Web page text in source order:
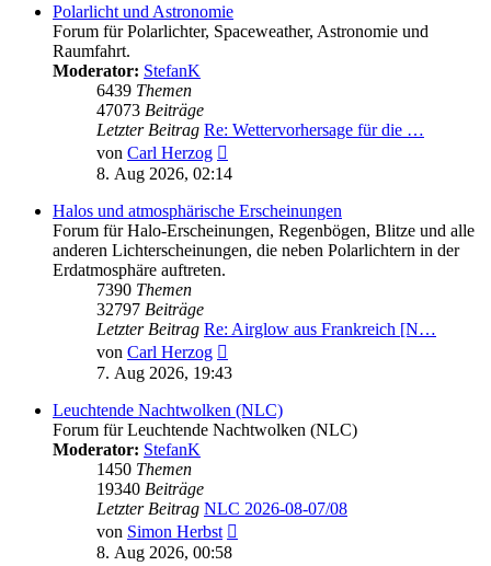
Polarlicht und Astronomie
Forum für Polarlichter, Spaceweather, Astronomie und
Raumfahrt.
Moderator: StefanK
6439 Themen
47073 Beiträge
Letzter Beitrag Re: Wettervorhersage für die …
von Carl Herzog
Beitrag
8. Aug 2026, 02:14
Halos und atmosphärische Erscheinungen
Forum für Halo-Erscheinungen, Regenbögen, Blitze und alle
anderen Lichterscheinungen, die neben Polarlichtern in der
Erdatmosphäre auftreten.
7390 Themen
32797 Beiträge
Letzter Beitrag Re: Airglow aus Frankreich [N…
von Carl Herzog
Beitrag
7. Aug 2026, 19:43
Leuchtende Nachtwolken (NLC)
Forum für Leuchtende Nachtwolken (NLC)
Moderator: StefanK
1450 Themen
19340 Beiträge
Letzter Beitrag NLC 2026-08-07/08
von Simon Herbst
8. Aug 2026, 00:58